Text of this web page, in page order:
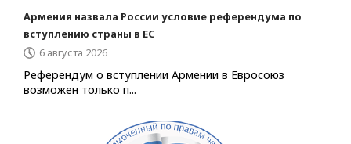
Армения назвала России условие референдума по
вступлению страны в ЕС
6 августа 2026
Референдум о вступлении Армении в Евросоюз
возможен только п...